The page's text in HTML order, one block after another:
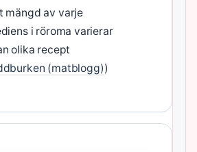
mängd av varje
i röroma varierar
olika recept
(matblogg))